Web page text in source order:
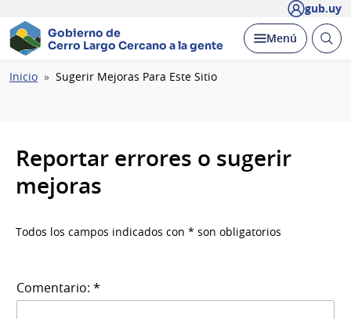
gub.uy
Gobierno de
Cerro Largo Cercano a la gente
Desplegar
Menú Abrir
Ruta
Inicio Sugerir Mejoras Para Este Sitio
Reportar errores o sugerir
mejoras
Todos los campos indicados con * son obligatorios
Comentario: *